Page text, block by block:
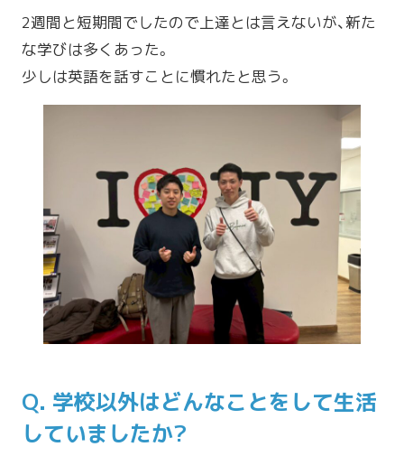
2週間と短期間でしたので上達とは言えないが、新た
な学びは多くあった。
少しは英語を話すことに慣れたと思う。
Q. 学校以外はどんなことをして生活
していましたか?